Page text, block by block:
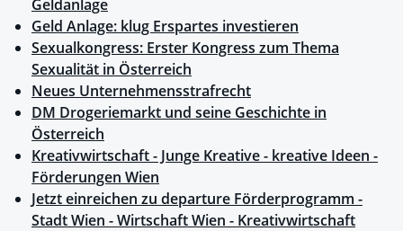
Geldanlage
Geld Anlage: klug Erspartes investieren
Sexualkongress: Erster Kongress zum Thema
Sexualität in Österreich
Neues Unternehmensstrafrecht
DM Drogeriemarkt und seine Geschichte in
Österreich
Kreativwirtschaft - Junge Kreative - kreative Ideen -
Förderungen Wien
Jetzt einreichen zu departure Förderprogramm -
Stadt Wien - Wirtschaft Wien - Kreativwirtschaft